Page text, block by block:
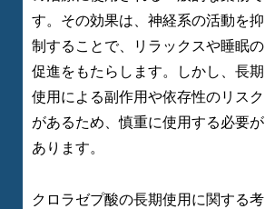
す。その効果は、神経系の活動を抑
制することで、リラックスや睡眠の
促進をもたらします。しかし、長期
使用による副作用や依存性のリスク
があるため、慎重に使用する必要が
あります。
クロラゼプ酸の長期使用に関する考